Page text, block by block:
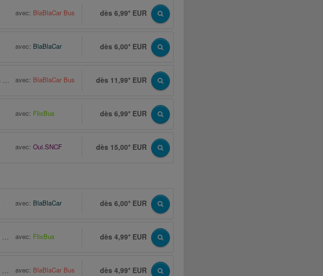
avec: BlaBlaCar Bus dès 6,99* EUR
avec: BlaBlaCar dès 6,00* EUR
Paris via Aéroport de Paris Charles-de-Gaulle (CDG) avec: BlaBlaCar Bus dès 11,99* EUR
avec: FlixBus dès 6,99* EUR
avec: Oui.SNCF dès 15,00* EUR
avec: BlaBlaCar dès 6,00* EUR
La Chapelle-Saint-Mesmin via Olivet avec: FlixBus dès 4,99* EUR
La Chapelle-Saint-Mesmin via Orléans, Arrêt de bus, Pompidou avec: BlaBlaCar Bus dès 4,99* EUR